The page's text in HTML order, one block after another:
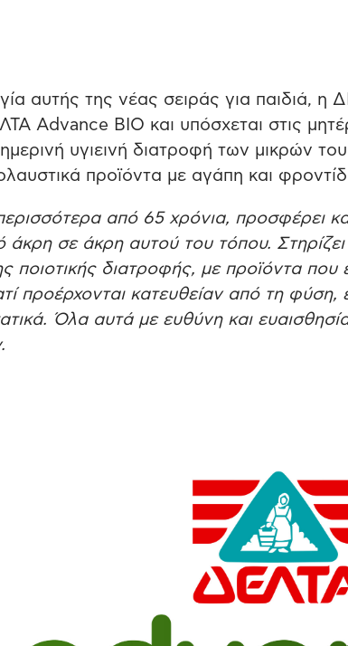
αυτής της νέας σειράς για παιδιά, η
Advance BIO και υπόσχεται στις
υγιεινή διατροφή των μικρών
προϊόντα με αγάπη και
από 65 χρόνια, προσφέρει
άκρη σε άκρη αυτού του τόπου.
ποιοτικής διατροφής, με προϊόντα
προέρχονται κατευθείαν από τη φύση,
Όλα αυτά με ευθύνη και